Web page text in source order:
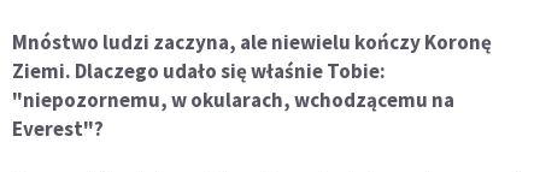
Mnóstwo ludzi zaczyna, ale niewielu kończy Koronę
Ziemi. Dlaczego udało się właśnie Tobie:
"niepozornemu, w okularach, wchodzącemu na
Everest"?